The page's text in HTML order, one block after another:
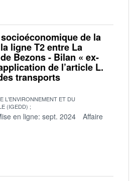
de la
ligne T2 entre La
Bezons - Bilan « ex-
de l’article L.
transports
L'ENVIRONNEMENT ET DU
(IGEDD)
en ligne: sept. 2024
Affaire